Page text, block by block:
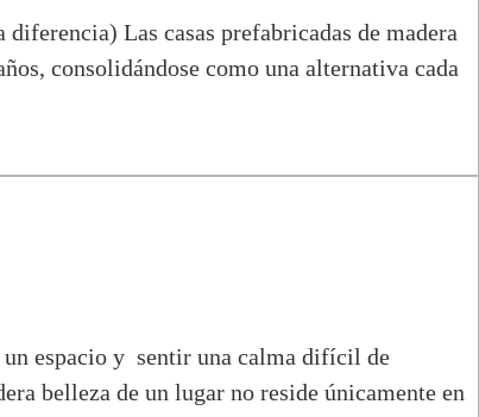
Las casas prefabricadas de madera
consolidándose como una alternativa cada
un espacio y sentir una calma difícil de
belleza de un lugar no reside únicamente en